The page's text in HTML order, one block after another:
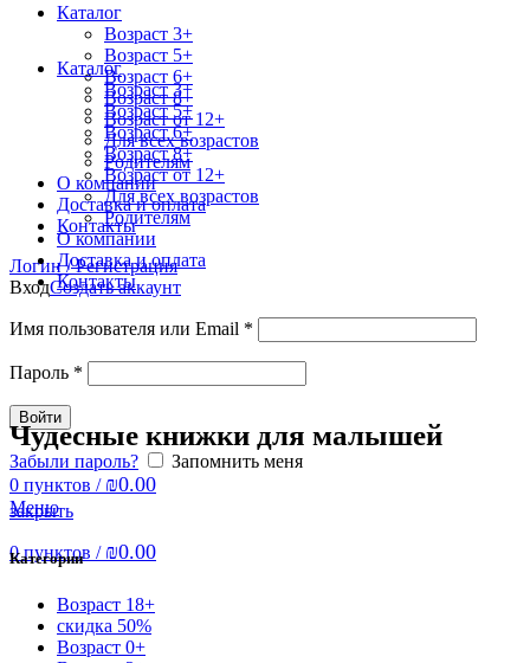
Каталог
Возраст 3+
Возраст 5+
Возраст 6+
Возраст 8+
Возраст от 12+
Для всех возрастов
Родителям
О компании
Доставка и оплата
Контакты
Логин / Регистрация
ВходСоздать аккаунт
Имя пользователя или Email *
Пароль *
Войти
Забыли пароль?
Запомнить меня
0 пунктов / ₪0.00
Меню
0пунктов / ₪0.00
Каталог
Возраст 3+
Возраст 5+
Возраст 6+
Возраст 8+
Возраст от 12+
Для всех возрастов
Родителям
О компании
Доставка и оплата
Контакты
Чудесные книжки для малышей
закрыть
Категории
Возраст 18+
скидка 50%
Возраст 0+